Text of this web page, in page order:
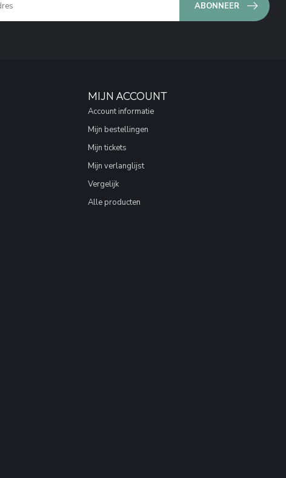
ABONNEER
MIJN ACCOUNT
Account informatie
Mijn bestellingen
Mijn tickets
Mijn verlanglijst
Vergelijk
Alle producten